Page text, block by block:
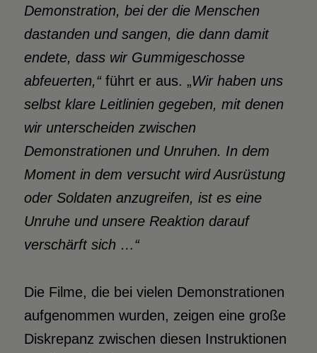
Demonstration, bei der die Menschen
dastanden und sangen, die dann damit
endete, dass wir Gummigeschosse
abfeuerten,“führt er aus. „Wir haben uns
selbst klare Leitlinien gegeben, mit denen
wir unterscheiden zwischen
Demonstrationen und Unruhen. In dem
Moment in dem versucht wird Ausrüstung
oder Soldaten anzugreifen, ist es eine
Unruhe und unsere Reaktion darauf
verschärft sich …“
Die Filme, die bei vielen Demonstrationen
aufgenommen wurden, zeigen eine große
Diskrepanz zwischen diesen Instruktionen